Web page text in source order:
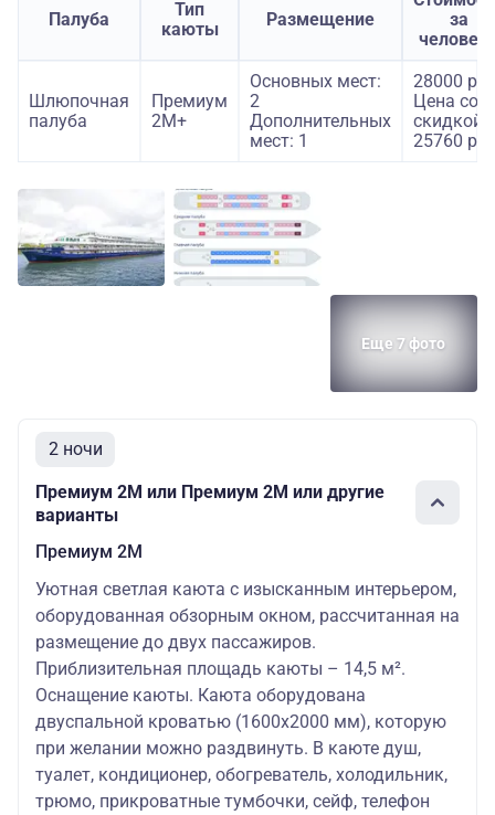
Палуба
Тип
каюты
Размещение
за
Шлюпочная
палуба
Премиум
2М+
Основных мест:
2
Дополнительных
мест: 1
28000
Цена со
скидкой:
25760
Еще 7 фото
2 ночи
Премиум 2М или Премиум 2М или другие
варианты
Премиум 2М
Уютная светлая каюта с изысканным интерьером,
оборудованная обзорным окном, рассчитанная на
размещение до двух пассажиров.
Приблизительная площадь каюты – 14,5 м².
Оснащение каюты. Каюта оборудована
двуспальной кроватью (1600х2000 мм), которую
при желании можно раздвинуть. В каюте душ,
туалет, кондиционер, обогреватель, холодильник,
трюмо, прикроватные тумбочки, сейф, телефон